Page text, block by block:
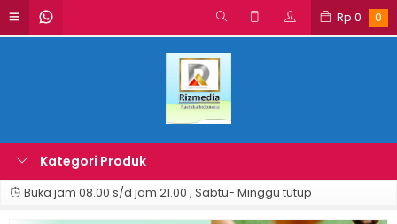
Rp 0 0
Kategori Produk
Buka jam 08.00 s/d jam 21.00 , Sabtu- Minggu tutup